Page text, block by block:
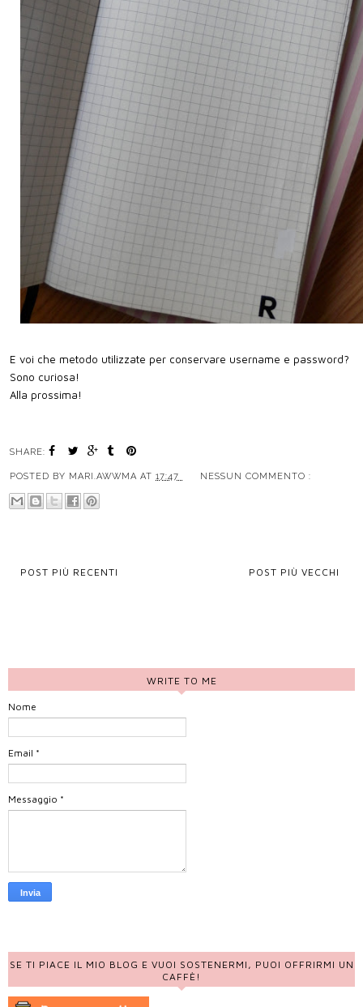
E voi che metodo utilizzate per conservare username e password?
Sono curiosa!
Alla prossima!
SHARE:
POSTED BY MARI.AWWMA AT 17:47 NESSUN COMMENTO :
POST PIÙ RECENTI POST PIÙ VECCHI
WRITE TO ME
Nome
Email *
Messaggio *
SE TI PIACE IL MIO BLOG E VUOI SOSTENERMI, PUOI OFFRIRMI UN
CAFFÈ!